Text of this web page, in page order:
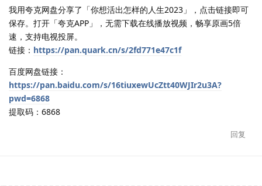
我用夸克网盘分享了「你想活出怎样的人生2023」，点击链接即可
保存。打开「夸克APP」，无需下载在线播放视频，畅享原画5倍
速，支持电视投屏。
链接： https://pan.quark.cn/s/2fd771e47c1f
百度网盘链接：
https://pan.baidu.com/s/16tiuxewUcZtt40WJIr2u3A?
pwd=6868
提取码：6868
回复